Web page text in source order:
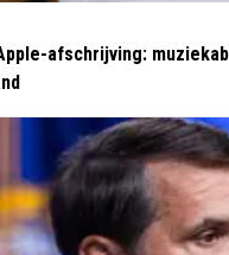
afschrijving: